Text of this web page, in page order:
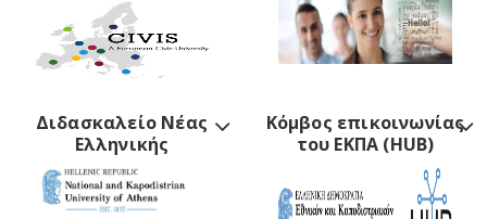
Διδασκαλείο Νέας
Ελληνικής
Κόμβος επικοινωνίας
του ΕΚΠΑ (HUB)